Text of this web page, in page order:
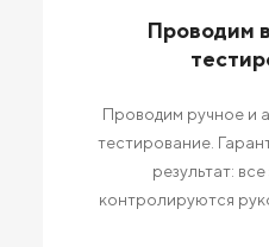
Проводим
Проводим ручное и
тестирование.
результат:
контролируются